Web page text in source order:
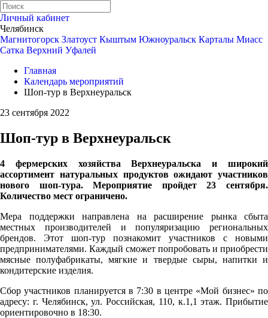
Личный кабинет
Челябинск
Магнитогорск Златоуст Кыштым Южноуральск Карталы Миасс
Сатка Верхний Уфалей
Главная
Календарь мероприятий
Шоп-тур в Верхнеуральск
23 сентября 2022
Шоп-тур в Верхнеуральск
4 фермерских хозяйства Верхнеуральска и широкий
ассортимент натуральных продуктов ожидают участников
нового шоп-тура. Мероприятие пройдет 23 сентября.
Количество мест ограничено.
Мера поддержки направлена на расширение рынка сбыта
местных производителей и популяризацию региональных
брендов. Этот шоп-тур познакомит участников с новыми
предпринимателями. Каждый сможет попробовать и приобрести
мясные полуфабрикаты, мягкие и твердые сыры, напитки и
кондитерские изделия.
Сбор участников планируется в 7:30 в центре «Мой бизнес» по
адресу: г. Челябинск, ул. Российская, 110, к.1,1 этаж. Прибытие
ориентировочно в 18:30.